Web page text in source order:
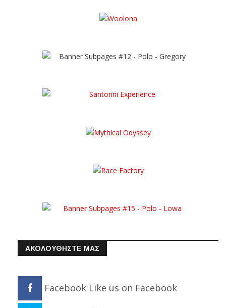
ΑΚΟΛΟΥΘΗΣΤΕ ΜΑΣ
Facebook Like us on Facebook